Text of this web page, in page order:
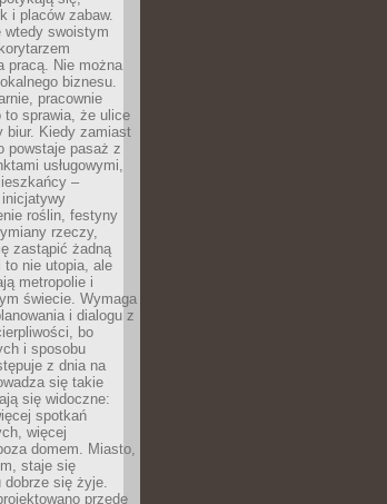
i placów zabaw.
wtedy swoistym
pracą. Nie można
biznesu.
pracownie
to sprawia, że ulice
biur. Kiedy zamiast
powstaje pasaż z
usługowymi,
–
inicjatywy
roślin, festyny
rzeczy,
zastąpić żadną
to nie utopia, ale
metropolie i
świecie. Wymaga
i dialogu z
bo
i sposobu
z dnia na
się takie
się widoczne:
spotkań
więcej
domem. Miasto,
staje się
dobrze się żyje.
przede